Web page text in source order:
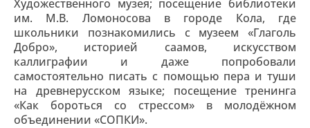
Художественного музея; посещение библиотеки
им. М.В. Ломоносова в городе Кола, где
школьники познакомились с музеем «Глаголь
Добро», историей саамов, искусством
каллиграфии и даже попробовали
самостоятельно писать с помощью пера и туши
на древнерусском языке; посещение тренинга
«Как бороться со стрессом» в молодёжном
объединении «СОПКИ».